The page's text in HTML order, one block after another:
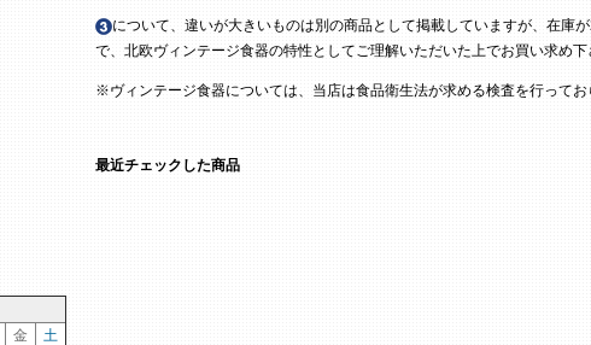
について、違いが大きいものは別の商品として掲載していますが、在庫
で、北欧ヴィンテージ食器の特性としてご理解いただいた上でお買い求め下
※ヴィンテージ食器については、当店は食品衛生法が求める検査を行ってお
最近チェックした商品
金
土